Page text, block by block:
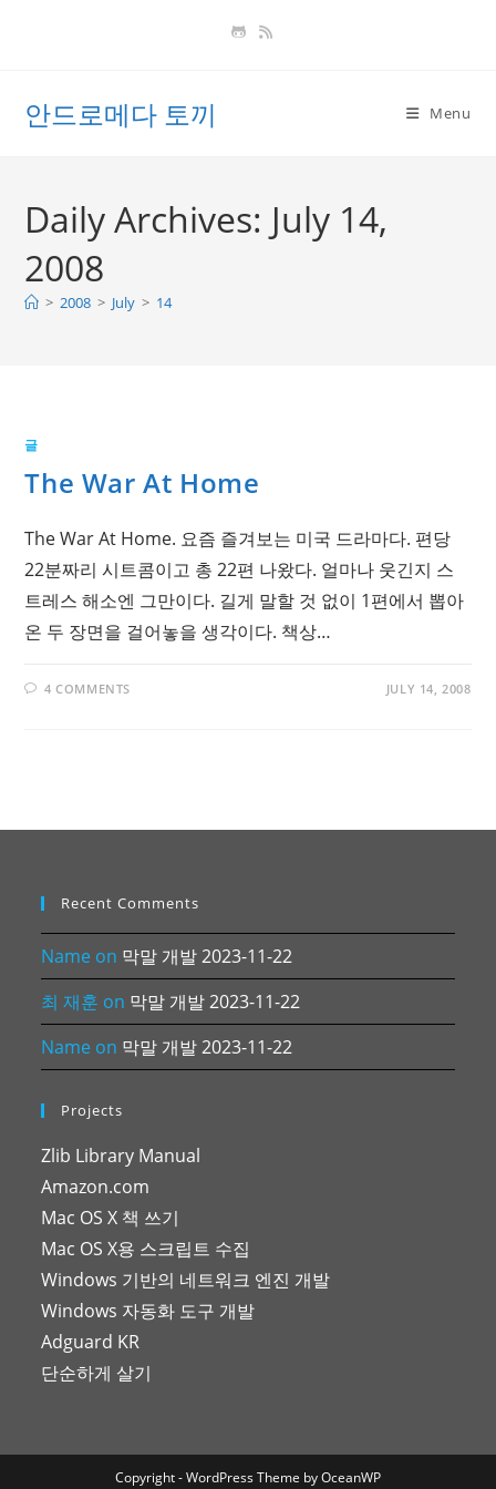
안드로메다 토끼 Menu
Daily Archives: July 14,
2008
> 2008 > July > 14
글
The War At Home
The War At Home. 요즘 즐겨보는 미국 드라마다. 편당
22분짜리 시트콤이고 총 22편 나왔다. 얼마나 웃긴지 스
트레스 해소엔 그만이다. 길게 말할 것 없이 1편에서 뽑아
온 두 장면을 걸어놓을 생각이다. 책상…
4 COMMENTS JULY 14, 2008
Recent Comments
Name on 막말 개발 2023-11-22
최 재훈 on 막말 개발 2023-11-22
Name on 막말 개발 2023-11-22
Projects
Zlib Library Manual
Amazon.com
Mac OS X 책 쓰기
Mac OS X용 스크립트 수집
Windows 기반의 네트워크 엔진 개발
Windows 자동화 도구 개발
Adguard KR
단순하게 살기
Copyright - WordPress Theme by OceanWP